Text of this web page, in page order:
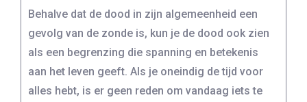
Behalve dat de dood in zijn algemeenheid een
gevolg van de zonde is, kun je de dood ook zien
als een begrenzing die spanning en betekenis
aan het leven geeft. Als je oneindig de tijd voor
alles hebt, is er geen reden om vandaag iets te